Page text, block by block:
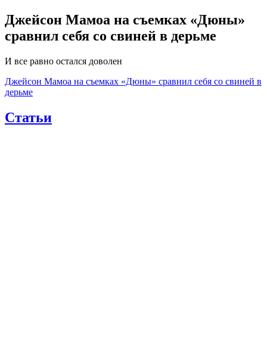
Джейсон Мамоа на съемках «Дюны»
сравнил себя со свиней в дерьме
И все равно остался доволен
Джейсон Мамоа на съемках «Дюны» сравнил себя со свиней в
дерьме
Статьи